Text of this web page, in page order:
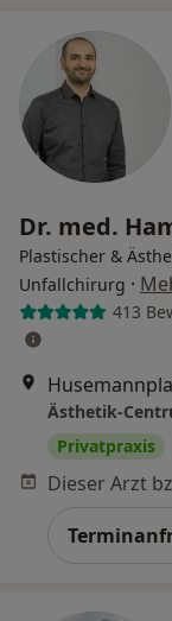
Dr. med.
Plastischer &
Unfallchirurg ·
413
Ästhetik-
Privatpraxis